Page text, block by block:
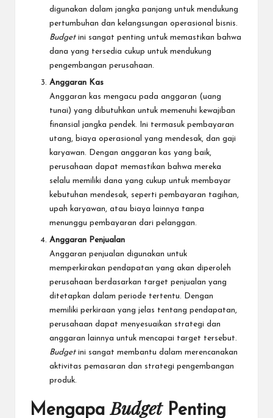
digunakan dalam jangka panjang untuk mendukung
pertumbuhan dan kelangsungan operasional bisnis.
Budgetini sangat penting untuk memastikan bahwa
dana yang tersedia cukup untuk mendukung
pengembangan perusahaan.
Anggaran Kas
Anggaran kas mengacu pada anggaran (uang
tunai) yang dibutuhkan untuk memenuhi kewajiban
finansial jangka pendek. Ini termasuk pembayaran
utang, biaya operasional yang mendesak, dan gaji
karyawan. Dengan anggaran kas yang baik,
perusahaan dapat memastikan bahwa mereka
selalu memiliki dana yang cukup untuk membayar
kebutuhan mendesak, seperti pembayaran tagihan,
upah karyawan, atau biaya lainnya tanpa
menunggu pembayaran dari pelanggan.
Anggaran Penjualan
Anggaran penjualan digunakan untuk
memperkirakan pendapatan yang akan diperoleh
perusahaan berdasarkan target penjualan yang
ditetapkan dalam periode tertentu. Dengan
memiliki perkiraan yang jelas tentang pendapatan,
perusahaan dapat menyesuaikan strategi dan
anggaran lainnya untuk mencapai target tersebut.
Budgetini sangat membantu dalam merencanakan
aktivitas pemasaran dan strategi pengembangan
produk.
MengapaBudgetPenting